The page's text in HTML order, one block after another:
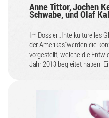
Anne Tittor, Jochen
Schwabe, und Olaf
Im Dossier „Interkulturelles
der Amerikas“werden die
vorgestellt, welche die
Jahr 2013 begleitet haben.